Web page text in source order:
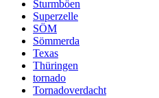
Sturmböen
Superzelle
SÖM
Sömmerda
Texas
Thüringen
tornado
Tornadoverdacht